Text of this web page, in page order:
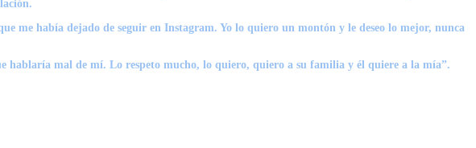
me había dejado de seguir en Instagram. Yo lo quiero un montón y le deseo lo mejor, nunca
mal de mí. Lo respeto mucho, lo quiero, quiero a su familia y él quiere a la mía”.